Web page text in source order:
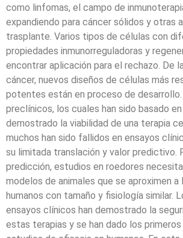
como linfomas, el campo de
expandiendo para cáncer sólidos y otras
trasplante. Varios tipos de células con
propiedades inmunorreguladoras y
encontrar aplicación para el rechazo. De
cáncer, nuevos diseños de células más
potentes están en proceso de
preclínicos, los cuales han sido basado
demostrado la viabilidad de una terapia
muchos han sido fallidos en ensayos
su limitada translación y valor predictivo.
predicción, estudios en roedores
modelos de animales que se aproximen a
humanos con tamaño y fisiología similar.
ensayos clínicos han demostrado la
estas terapias y se han dado los